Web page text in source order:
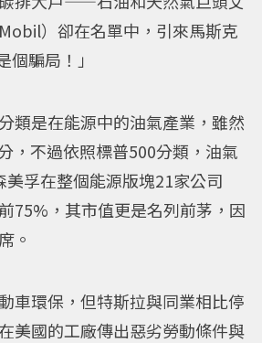
）卻在名單中，引來馬斯克
個騙局！」
類是在能源中的油氣產業，雖然
，不過依照標普500分類，油氣
美孚在整個能源版塊21家公司
75%，其市值更是名列前茅，因
。
車環保，但特斯拉與同業相比停
美國的工廠傳出惡劣勞動條件與